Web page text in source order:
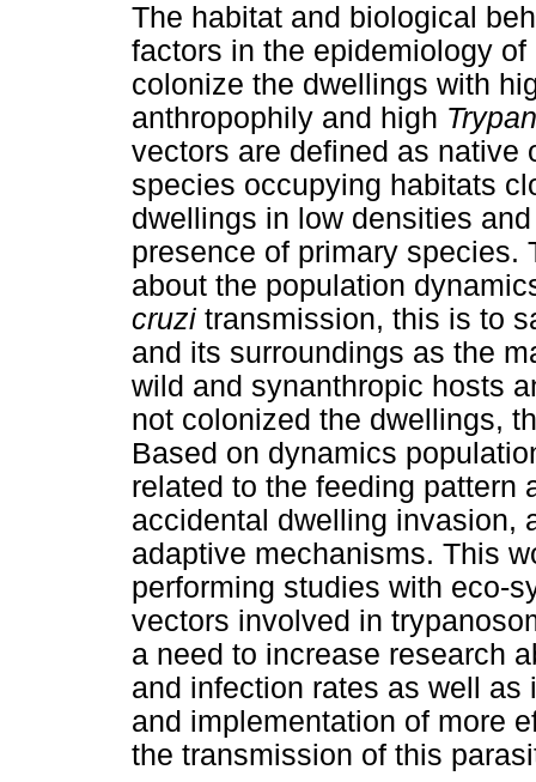
The habitat and biological
factors in the epidemiology
colonize the dwellings with
anthropophily and high
vectors are defined as native
species occupying habitats
dwellings in low densities
presence of primary species.
about the population
cruzi transmission, this is to
and its surroundings as the
wild and synanthropic hosts
not colonized the dwellings,
Based on dynamics
related to the feeding pattern
accidental dwelling invasion,
adaptive mechanisms. This
performing studies with eco-
vectors involved in
a need to increase research
and infection rates as well
and implementation of more
the transmission of this